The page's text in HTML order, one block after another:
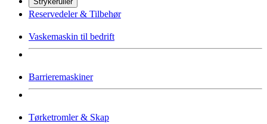
Reservedeler & Tilbehør
Vaskemaskin til bedrift
Barrieremaskiner
Tørketromler & Skap